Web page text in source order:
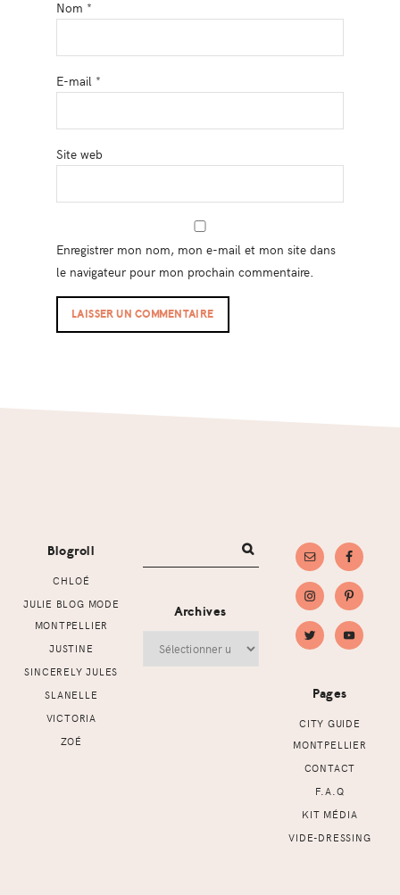
Nom *
E-mail *
Site web
Enregistrer mon nom, mon e-mail et mon site dans
le navigateur pour mon prochain commentaire.
Blogroll
CHLOÉ
JULIE BLOG MODE
MONTPELLIER
JUSTINE
SINCERELY JULES
SLANELLE
VICTORIA
ZOÉ
Archives
Pages
CITY GUIDE
MONTPELLIER
CONTACT
F.A.Q
KIT MÉDIA
VIDE-DRESSING